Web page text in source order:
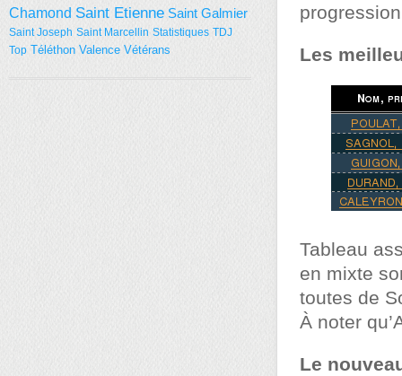
Les
Tableau
en mixte
toutes de
À noter
Le
Chamond Saint Etienne Saint Galmier
Saint Joseph Saint Marcellin Statistiques TDJ
Top Téléthon Valence Vétérans